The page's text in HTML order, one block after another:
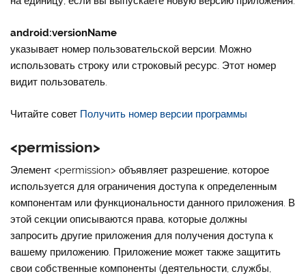
android:versionName
указывает номер пользовательской версии. Можно
использовать строку или строковый ресурс. Этот номер
видит пользователь.
Читайте совет Получить номер версии программы
<permission>
Элемент<permission> объявляет разрешение, которое
используется для ограничения доступа к определенным
компонентам или функциональности данного приложения. В
этой секции описываются права, которые должны
запросить другие приложения для получения доступа к
вашему приложению. Приложение может также защитить
свои собственные компоненты (деятельности, службы,